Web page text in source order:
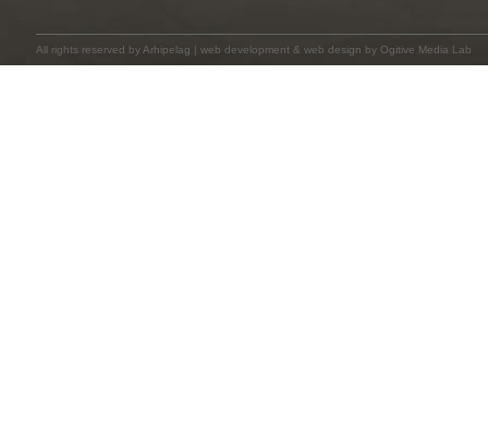
All rights reserved by Arhipelag | web development & web design by Ogitive Media Lab